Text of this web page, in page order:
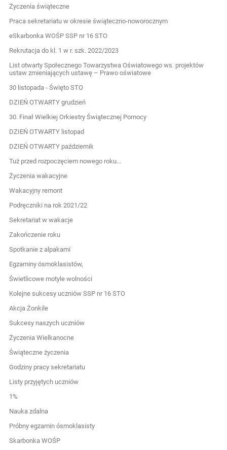
Życzenia świąteczne
Praca sekretariatu w okresie świąteczno-noworocznym
eSkarbonka WOŚP SSP nr 16 STO
Rekrutacja do kl. 1 w r. szk. 2022/2023
List otwarty Społecznego Towarzystwa Oświatowego ws. projektów
ustaw zmieniających ustawę – Prawo oświatowe
30 listopada - Święto STO
DZIEŃ OTWARTY grudzień
30. Finał Wielkiej Orkiestry Świątecznej Pomocy
DZIEŃ OTWARTY listopad
DZIEŃ OTWARTY październik
Tuż przed rozpoczęciem nowego roku...
Życzenia wakacyjne
Wakacyjny remont
Podręczniki na rok 2021/22
Sekretariat w wakacje
Zakończenie roku
Spotkanie z alpakami
Egzaminy ósmoklasistów,
Świetlicowe motyle wolności
Kolejne sukcesy uczniów SSP nr 16 STO
Akcja Żonkile
Sukcesy naszych uczniów
Życzenia Wielkanocne
Świąteczne życzenia
Godziny pracy sekretariatu
Listy przyjętych uczniów
1%
Nauka zdalna
Próbny egzamin ósmoklasisty
Skarbonka WOŚP